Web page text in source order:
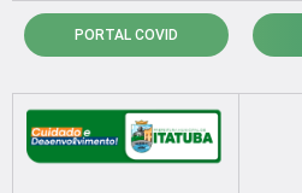
para
conteúdo
PORTAL COVID